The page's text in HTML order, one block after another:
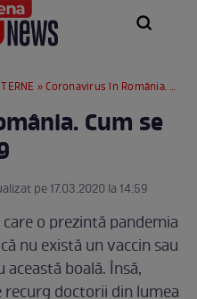
» Coronavirus în România. Cum se tratează COVID-19
Cum se
pe 17.03.2020 la 14:59
o prezintă pandemia
nu există un vaccin sau
boală. Însă,
doctorii din lumea